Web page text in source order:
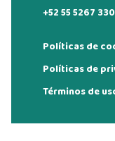
+52 55 5267
Políticas de
Políticas de
Términos de